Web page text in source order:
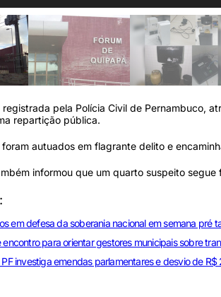
pela Polícia Civil de Pernambuco,
repartição pública.
foram autuados em flagrante delito e
informou que um quarto suspeito segue
em defesa da soberania nacional em semana pré
encontro para orientar gestores municipais sobre
investiga emendas parlamentares e desvio de R$